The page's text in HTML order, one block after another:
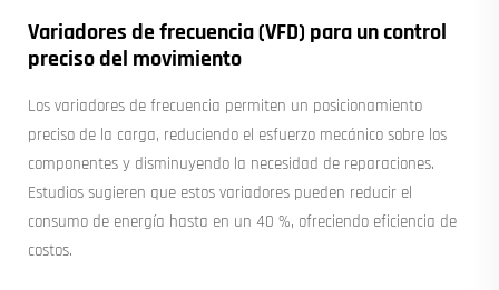
Variadores de frecuencia (VFD) para un control
preciso del movimiento
Los variadores de frecuencia permiten un posicionamiento
preciso de la carga, reduciendo el esfuerzo mecánico sobre los
componentes y disminuyendo la necesidad de reparaciones.
Estudios sugieren que estos variadores pueden reducir el
consumo de energía hasta en un 40 %, ofreciendo eficiencia de
costos.